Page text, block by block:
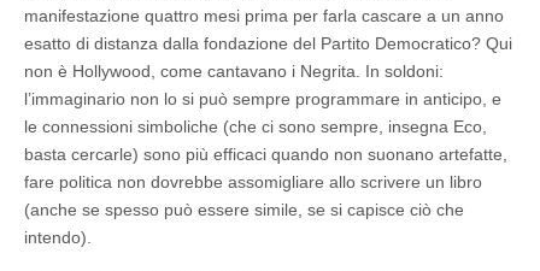
manifestazione quattro mesi prima per farla cascare a un anno
esatto di distanza dalla fondazione del Partito Democratico? Qui
non è Hollywood, come cantavano i Negrita. In soldoni:
l’immaginario non lo si può sempre programmare in anticipo, e
le connessioni simboliche (che ci sono sempre, insegna Eco,
basta cercarle) sono più efficaci quando non suonano artefatte,
fare politica non dovrebbe assomigliare allo scrivere un libro
(anche se spesso può essere simile, se si capisce ciò che
intendo).